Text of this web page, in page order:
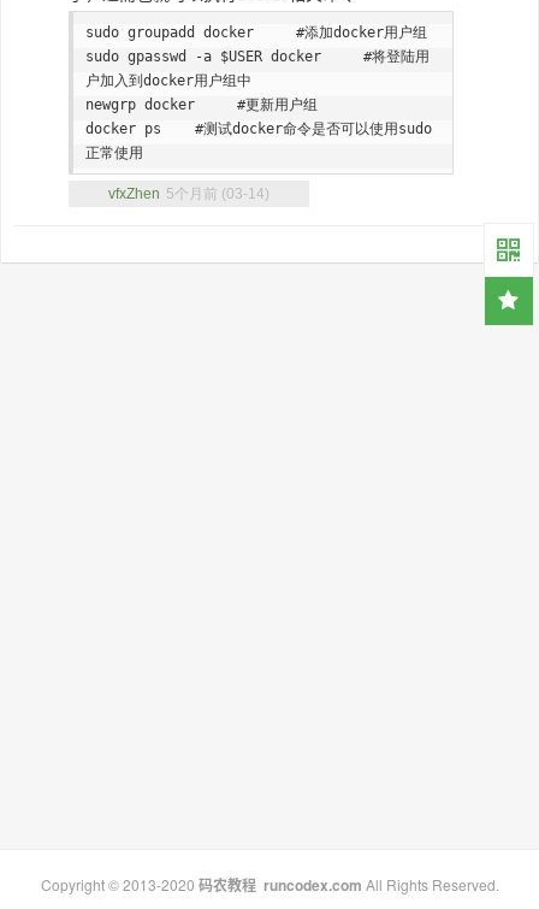
sudo groupadd docker     #添加docker用户组
sudo gpasswd -a $USER docker     #将登陆用
户加入到docker用户组中
newgrp docker     #更新用户组
docker ps    #测试docker命令是否可以使用sudo
正常使用
vfxZhen 5个月前 (03-14)
Copyright © 2013-2020 码农教程 runcodex.com All Rights Reserved.